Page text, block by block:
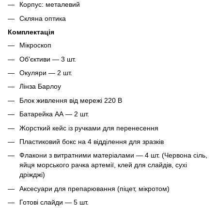
Корпус: металевий
Скляна оптика
Комплектація
Мікроскоп
Об'єктиви — 3 шт.
Окуляри — 2 шт.
Лінза Барлоу
Блок живлення від мережі 220 В
Батарейка АА — 2 шт.
Жорсткий кейс із ручками для перенесення
Пластиковий бокс на 4 відділення для зразків
Флакони з витратними матеріалами — 4 шт. (Червона сіль,
яйця морського рачка артемії, клей для слайдів, сухі
дріжджі)
Аксесуари для препарювання (піцет, мікротом)
Готові слайди — 5 шт.